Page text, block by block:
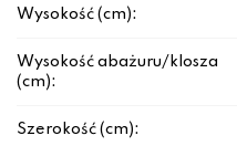
Wysokość (cm):
Wysokość abażuru/klosza
(cm):
Szerokość (cm):